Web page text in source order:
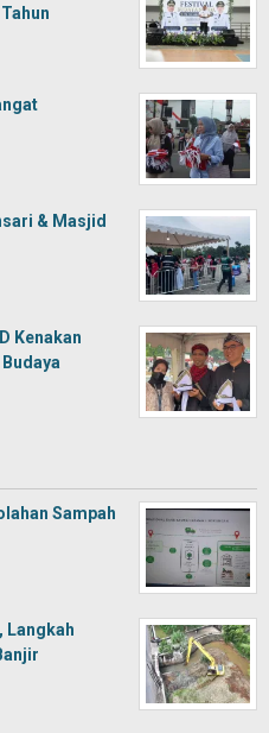
& Masjid
Kenakan
Sampah
Langkah